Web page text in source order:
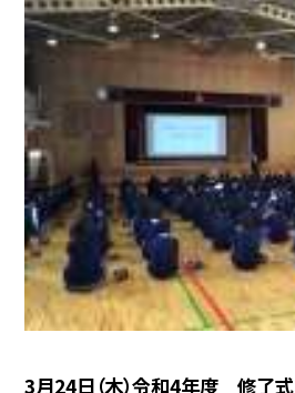
3月24日（木）令和4年度 修了式